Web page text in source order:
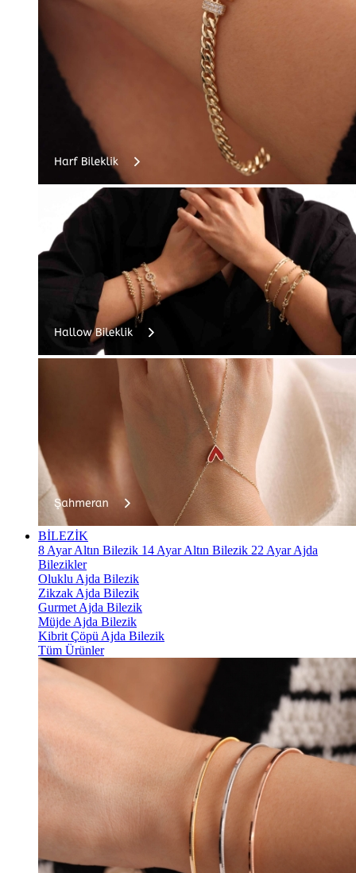
BİLEZİK
8 Ayar Altın Bilezik 14 Ayar Altın Bilezik 22 Ayar Ajda
Bilezikler
Oluklu Ajda Bilezik
Zikzak Ajda Bilezik
Gurmet Ajda Bilezik
Müjde Ajda Bilezik
Kibrit Çöpü Ajda Bilezik
Tüm Ürünler